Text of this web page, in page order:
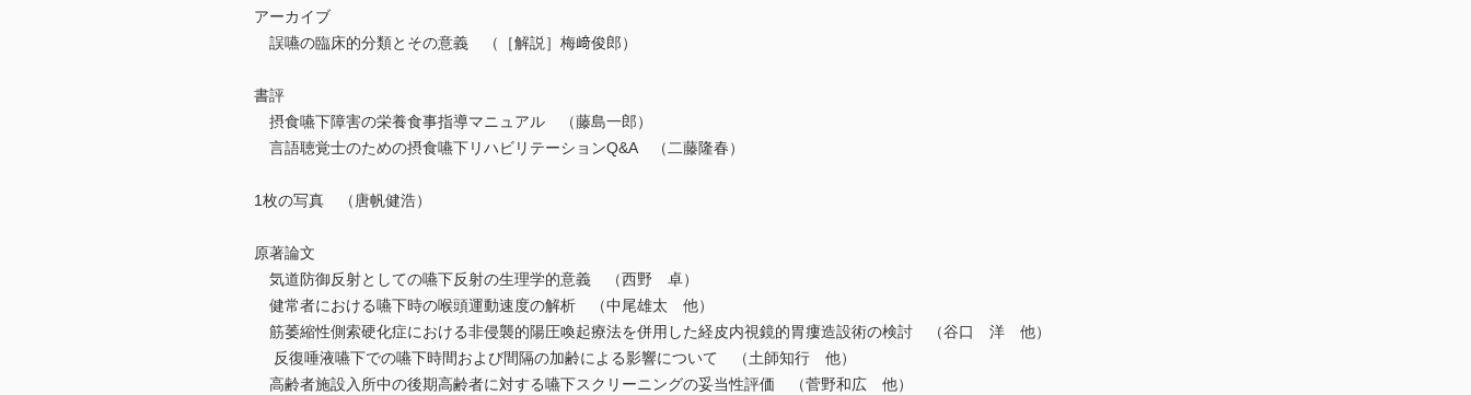
アーカイブ
誤嚥の臨床的分類とその意義 （［解説］梅﨑俊郎）
書評
摂食嚥下障害の栄養食事指導マニュアル （藤島一郎）
言語聴覚士のための摂食嚥下リハビリテーションQ&A （二藤隆春）
1枚の写真 （唐帆健浩）
原著論文
気道防御反射としての嚥下反射の生理学的意義 （西野 卓）
健常者における嚥下時の喉頭運動速度の解析 （中尾雄太 他）
筋萎縮性側索硬化症における非侵襲的陽圧喚起療法を併用した経皮内視鏡的胃瘻造設術の検討 （谷口 洋 他）
反復唾液嚥下での嚥下時間および間隔の加齢による影響について （土師知行 他）
高齢者施設入所中の後期高齢者に対する嚥下スクリーニングの妥当性評価 （菅野和広 他）